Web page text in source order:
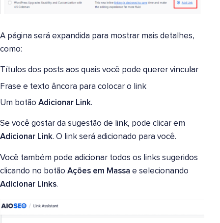
A página será expandida para mostrar mais detalhes,
como:
Títulos dos posts aos quais você pode querer vincular
Frase e texto âncora para colocar o link
Um botão Adicionar Link.
Se você gostar da sugestão de link, pode clicar em
Adicionar Link. O link será adicionado para você.
Você também pode adicionar todos os links sugeridos
clicando no botão Ações em Massa e selecionando
Adicionar Links.